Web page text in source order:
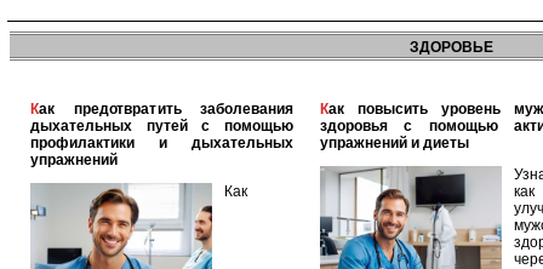
ЗДОРОВЬЕ
Как предотвратить заболевания
дыхательных путей с помощью
профилактики и дыхательных
упражнений
Как
Как повысить уровень мужского
здоровья с помощью
упражнений и диеты
как